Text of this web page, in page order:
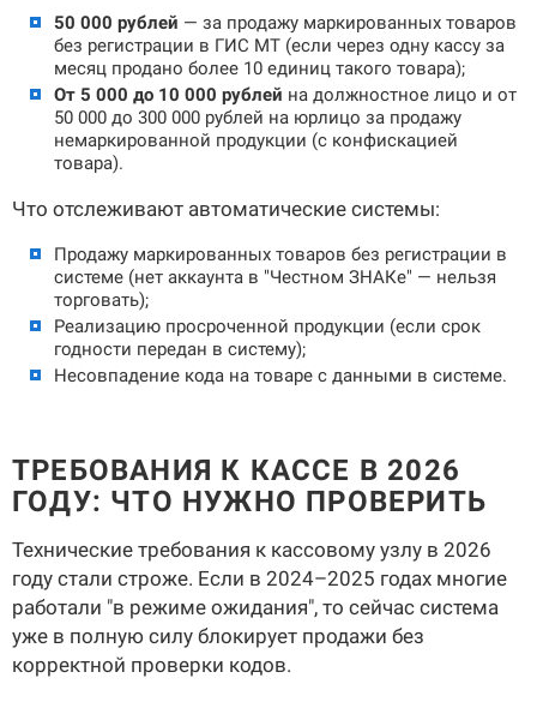
50 000 рублей — за продажу маркированных товаров
без регистрации в ГИС МТ (если через одну кассу за
месяц продано более 10 единиц такого товара);
От 5 000 до 10 000 рублей на должностное лицо и от
50 000 до 300 000 рублей на юрлицо за продажу
немаркированной продукции (с конфискацией
товара).
Что отслеживают автоматические системы:
Продажу маркированных товаров без регистрации в
системе (нет аккаунта в "Честном ЗНАКе" — нельзя
торговать);
Реализацию просроченной продукции (если срок
годности передан в систему);
Несовпадение кода на товаре с данными в системе.
ТРЕБОВАНИЯ К КАССЕ В 2026
ГОДУ: ЧТО НУЖНО ПРОВЕРИТЬ
Технические требования к кассовому узлу в 2026
году стали строже. Если в 2024–2025 годах многие
работали "в режиме ожидания", то сейчас система
уже в полную силу блокирует продажи без
корректной проверки кодов.